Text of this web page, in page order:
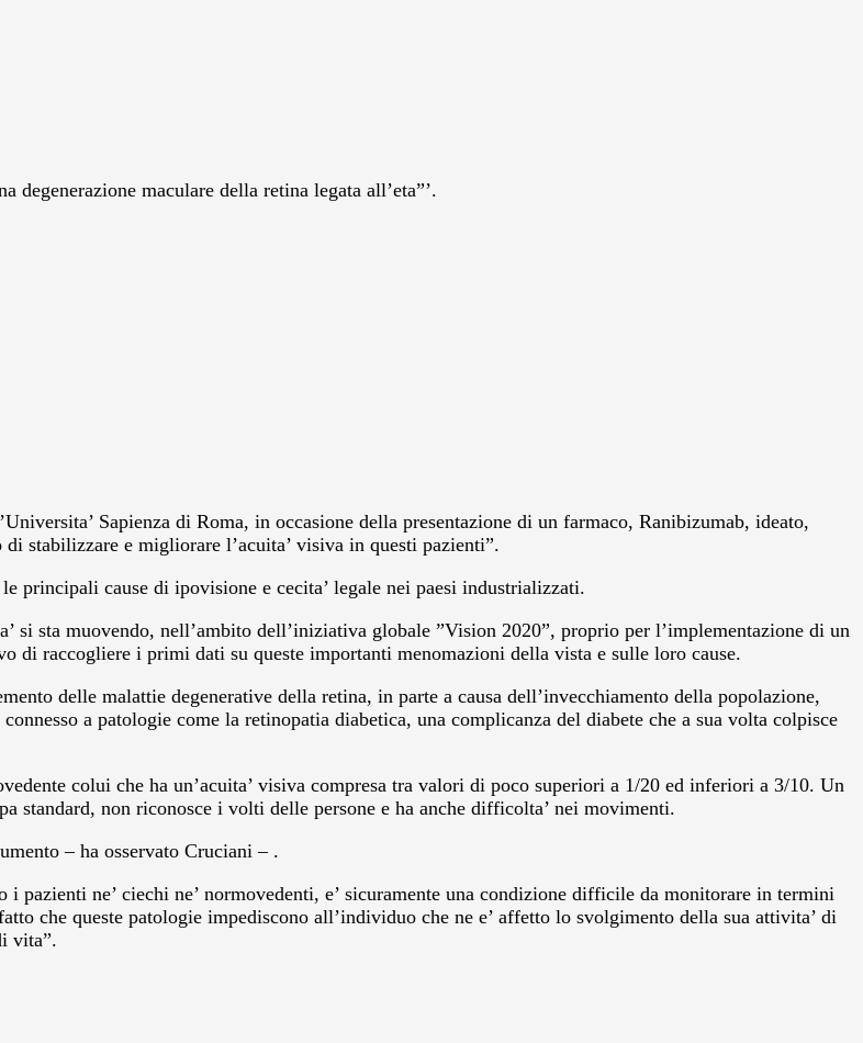
maculare della retina legata all’eta”’.
Sapienza di Roma, in occasione della presentazione di un farmaco, Ranibizumab, ideato,
stabilizzare e migliorare l’acuita’ visiva in questi pazienti”.
principali cause di ipovisione e cecita’ legale nei paesi industrializzati.
sta muovendo, nell’ambito dell’iniziativa globale ”Vision 2020”, proprio per l’implementazione di un
di raccogliere i primi dati su queste importanti menomazioni della vista e sulle loro cause.
delle malattie degenerative della retina, in parte a causa dell’invecchiamento della popolazione,
a patologie come la retinopatia diabetica, una complicanza del diabete che a sua volta colpisce
colui che ha un’acuita’ visiva compresa tra valori di poco superiori a 1/20 ed inferiori a 3/10. Un
standard, non riconosce i volti delle persone e ha anche difficolta’ nei movimenti.
– ha osservato Cruciani – .
pazienti ne’ ciechi ne’ normovedenti, e’ sicuramente una condizione difficile da monitorare in termini
che queste patologie impediscono all’individuo che ne e’ affetto lo svolgimento della sua attivita’ di
vita”.